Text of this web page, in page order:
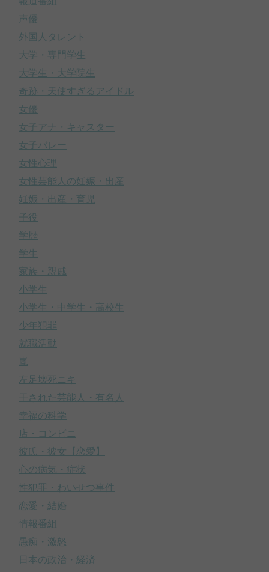
声優
外国人タレント
大学・専門学生
大学生・大学院生
奇跡・天使すぎるアイドル
女優
女子アナ・キャスター
女子バレー
女性心理
女性芸能人の妊娠・出産
妊娠・出産・育児
子役
学歴
学生
家族・親戚
小学生
小学生・中学生・高校生
少年犯罪
就職活動
嵐
左足壊死ニキ
干された芸能人・有名人
幸福の科学
店・コンビニ
彼氏・彼女【恋愛】
心の病気・症状
性犯罪・わいせつ事件
恋愛・結婚
情報番組
愚痴・激怒
日本の政治・経済